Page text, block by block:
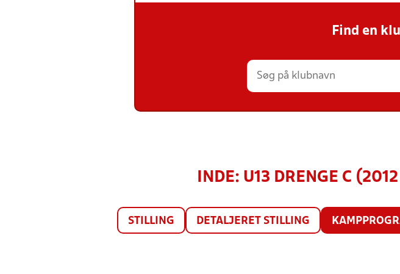
Find en
INDE: U13 DRENGE C
STILLING DETALJERET STILLING